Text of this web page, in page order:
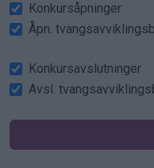
Konkursåpninger
Åpn.
Konkursavslutninger
Avsl.